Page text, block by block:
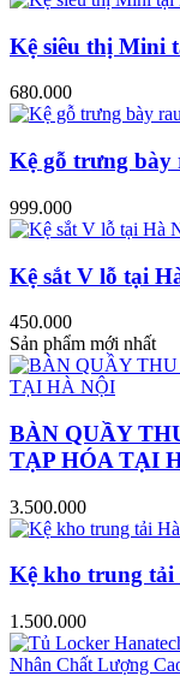
Kệ siêu thị Mini
680.000
Kệ gỗ trưng bày
999.000
Kệ sắt V lỗ tại
450.000
Sản phẩm mới nhất
BÀN QUẦY
TẠP HÓA TẠI
3.500.000
Kệ kho trung tải
1.500.000